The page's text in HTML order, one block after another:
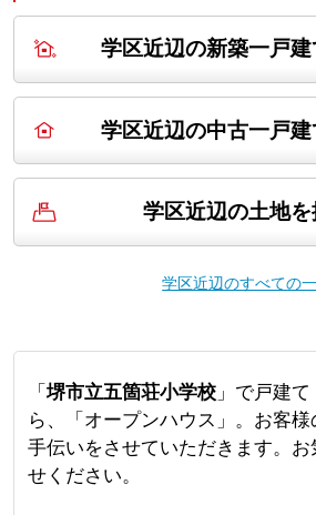
学区近辺の新築一戸
学区近辺の中古一戸
学区近辺の土地
学区近辺のすべての
「 堺市立五箇荘小学校」で戸建て
ら、「オープンハウス」。お客
手伝いをさせていただきます。
せください。